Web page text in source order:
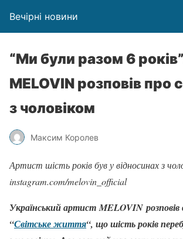
Вечірні новини
“Ми були разом 6
MELOVIN розповів про
з чоловіком
Максим Королев
Артист шість років був у відносинах з
instagram.com/melovin_official
Український артист MELOVIN розповів
“Світське життя“, що шість років